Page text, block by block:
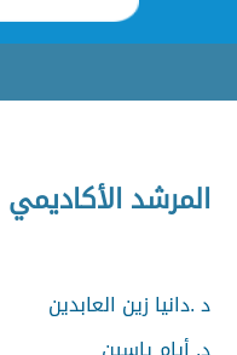
المرشد الأكاديمي
د .دانيا زين العابدين